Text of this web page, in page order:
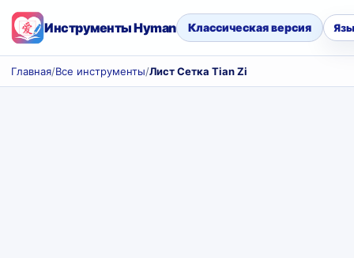
Инструменты Hyman Классическая версия
Главная/Все инструменты/Лист Сетка Tian Zi